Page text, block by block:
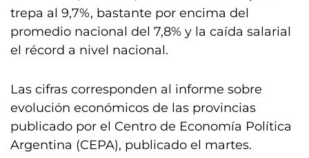
trepa al 9,7%, bastante por encima del
promedio nacional del 7,8% y la caída salarial
el récord a nivel nacional.
Las cifras corresponden al informe sobre
evolución económicos de las provincias
publicado por el Centro de Economía Política
Argentina (CEPA), publicado el martes.